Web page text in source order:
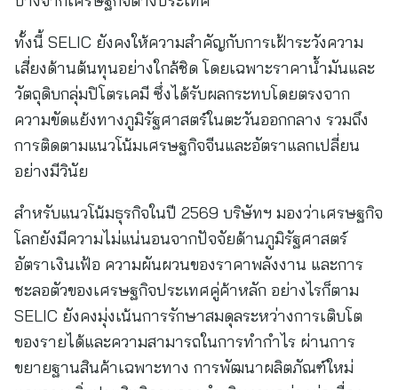
ทั้งนี้ SELIC ยังคงให้ความสำคัญกับการเฝ้าระวังความ
เสี่ยงด้านต้นทุนอย่างใกล้ชิด โดยเฉพาะราคาน้ำมันและ
วัตถุดิบกลุ่มปิโตรเคมี ซึ่งได้รับผลกระทบโดยตรงจาก
ความขัดแย้งทางภูมิรัฐศาสตร์ในตะวันออกกลาง รวมถึง
การติดตามแนวโน้มเศรษฐกิจจีนและอัตราแลกเปลี่ยน
อย่างมีวินัย
สำหรับแนวโน้มธุรกิจในปี 2569 บริษัทฯ มองว่าเศรษฐกิจ
โลกยังมีความไม่แน่นอนจากปัจจัยด้านภูมิรัฐศาสตร์
อัตราเงินเฟ้อ ความผันผวนของราคาพลังงาน และการ
ชะลอตัวของเศรษฐกิจประเทศคู่ค้าหลัก อย่างไรก็ตาม
SELIC ยังคงมุ่งเน้นการรักษาสมดุลระหว่างการเติบโต
ของรายได้และความสามารถในการทำกำไร ผ่านการ
ขยายฐานสินค้าเฉพาะทาง การพัฒนาผลิตภัณฑ์ใหม่